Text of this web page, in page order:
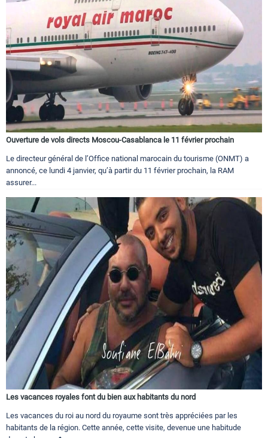
Ouverture de vols directs Moscou-Casablanca le 11 février prochain
Le directeur général de l’Office national marocain du tourisme (ONMT) a
annoncé, ce lundi 4 janvier, qu’à partir du 11 février prochain, la RAM
assurer...
Les vacances royales font du bien aux habitants du nord
Les vacances du roi au nord du royaume sont très appréciées par les
habitants de la région. Cette année, cette visite, devenue une habitude